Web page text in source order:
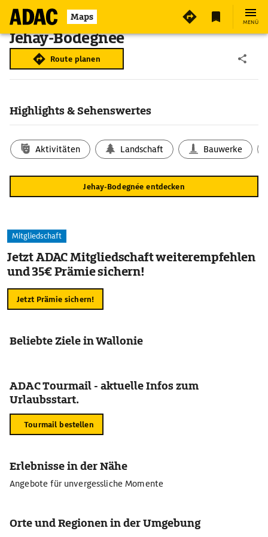
Maps MENÜ
Jehay-Bodegnée
Route planen
Highlights & Sehenswertes
Aktivitäten Landschaft Bauwerke
Jehay-Bodegnée entdecken
Mitgliedschaft
Jetzt ADAC Mitgliedschaft weiterempfehlen
und 35€ Prämie sichern!
Jetzt Prämie sichern!
Beliebte Ziele in Wallonie
ADAC Tourmail - aktuelle Infos zum
Urlaubsstart.
Tourmail bestellen
Erlebnisse in der Nähe
Angebote für unvergessliche Momente
Orte und Regionen in der Umgebung